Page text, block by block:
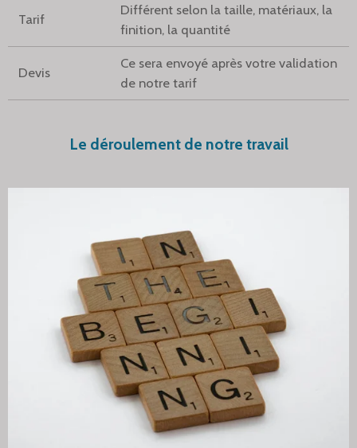
Tarif
Différent selon la taille, matériaux, la
finition, la quantité
Devis
Ce sera envoyé après votre validation
de notre tarif
Le déroulement de notre travail